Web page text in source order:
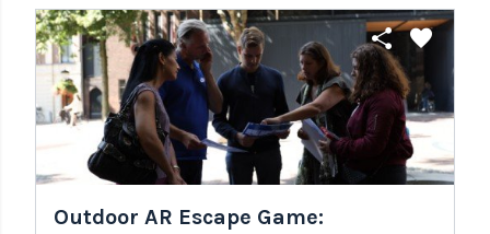
share favorite
Outdoor AR Escape Game: